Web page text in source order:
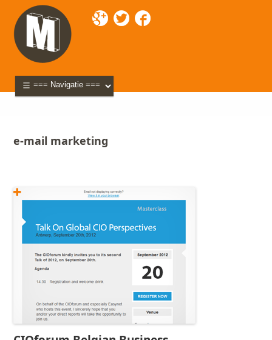
e-mail marketing